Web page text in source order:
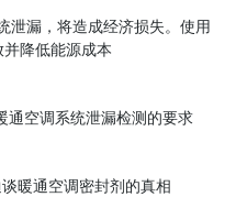
泄漏，将造成经济损失。使用
并降低能源成本
通空调系统泄漏检测的要求
谈暖通空调密封剂的真相